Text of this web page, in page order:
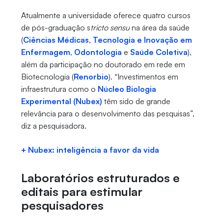
Atualmente a universidade oferece quatro cursos
de pós-graduação stricto sensuna área da saúde
(Ciências Médicas, Tecnologia e Inovação em
Enfermagem, Odontologia e Saúde Coletiva),
além da participação no doutorado em rede em
Biotecnologia (Renorbio). “Investimentos em
infraestrutura como o Núcleo Biologia
Experimental (Nubex) têm sido de grande
relevância para o desenvolvimento das pesquisas”,
diz a pesquisadora.
+ Nubex: inteligência a favor da vida
Laboratórios estruturados e
editais para estimular
pesquisadores